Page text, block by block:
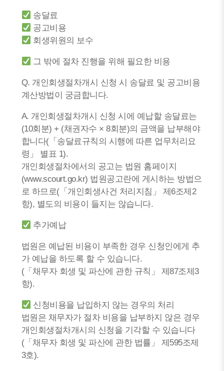
송달료
공고비용
회생위원의 보수
그 밖에 절차 진행을 위해 필요한 비용
Q. 개인회생절차개시 신청 시 송달료 및 공고비용
계산방법이 궁금합니다.
A. 개인회생절차개시 신청 시에 예납할 송달료는
(10회분) + (채권자수 × 8회분)의 금액을 납부해야
합니다(「송달료규칙의 시행에 따른 업무처리요
령」 별표 1).
개인회생절차에서의 공고는 법원 홈페이지
(www.scourt.go.kr) 법원공고란에 게시하는 방법으
로 하므로(「개인회생사건 처리지침」 제6조제2
항), 별도의 비용이 들지는 않습니다.
추가예납
법원은 예납된 비용이 부족한 경우 신청인에게 추
가 예납을 하도록 할 수 있습니다.
(「채무자 회생 및 파산에 관한 규칙」 제87조제3
항).
신청비용을 납입하지 않는 경우의 처리
법원은 채무자가 절차 비용을 납부하지 않은 경우
개인회생절차개시의 신청을 기각할 수 있습니다
(「채무자 회생 및 파산에 관한 법률」 제595조제
3호).